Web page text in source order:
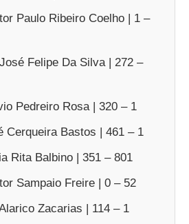
Paulo Ribeiro Coelho | 1 –
Felipe Da Silva | 272 –
Pedreiro Rosa | 320 – 1
Cerqueira Bastos | 461 – 1
Rita Balbino | 351 – 801
Sampaio Freire | 0 – 52
Zacarias | 114 – 1